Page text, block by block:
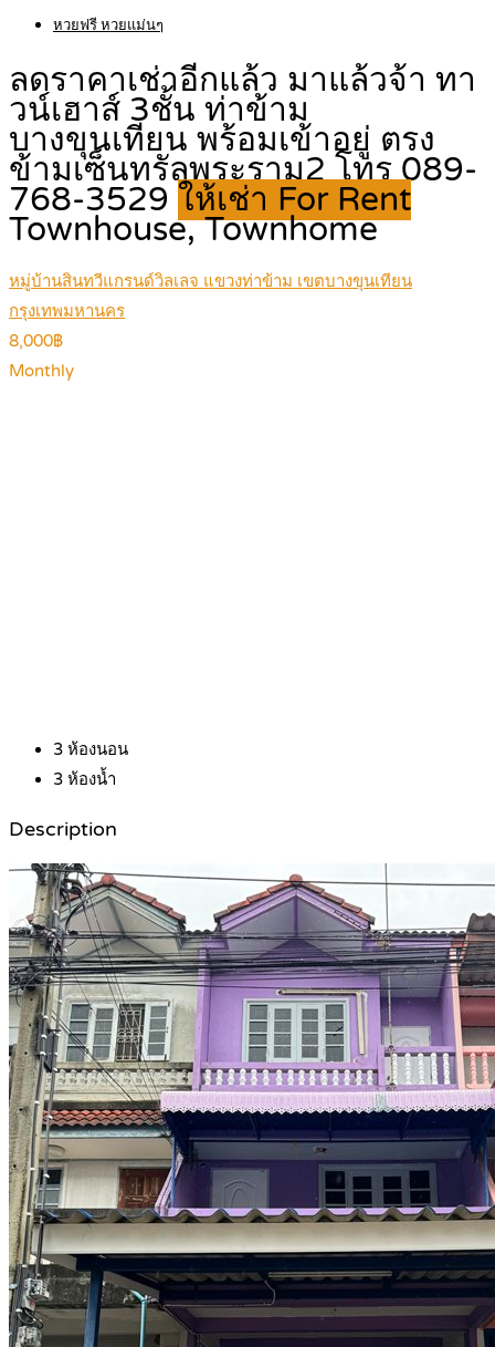
หวยฟรี หวยแม่นๆ
ลดราคาเช่าอีกแล้ว มาแล้วจ้า ทา
วน์เฮาส์ 3ชั้น ท่าข้าม
บางขุนเทียน พร้อมเข้าอยู่ ตรง
ข้ามเซ็นทรัลพระราม2 โทร 089-
768-3529 ให้เช่า For Rent
Townhouse, Townhome
หมู่บ้านสินทวีแกรนด์วิลเลจ แขวงท่าข้าม เขตบางขุนเทียน
กรุงเทพมหานคร
8,000฿
Monthly
3 ห้องนอน
3 ห้องน้ำ
Description